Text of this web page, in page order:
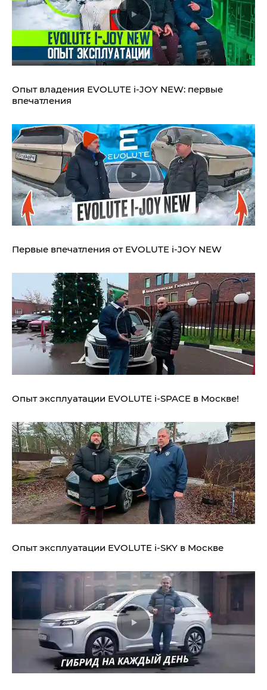
Опыт владения EVOLUTE i‑JOY NEW: первые
впечатления
Первые впечатления от EVOLUTE i‑JOY NEW
Опыт эксплуатации EVOLUTE i‑SPACE в Москве!
Опыт эксплуатации EVOLUTE i‑SKY в Москве